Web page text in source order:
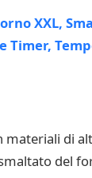
di
del